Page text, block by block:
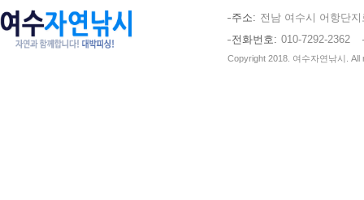
주소
전남 여수시 어항단
전화번호
010-7292-2362
Copyright 2018. 여수자연낚시. All